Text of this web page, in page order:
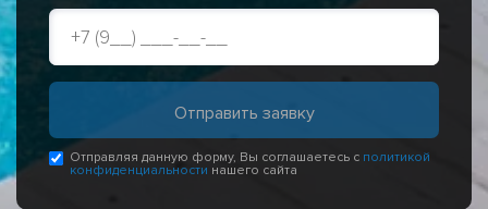
Отправляя данную форму, Вы соглашаетесь с политикой
конфиденциальности нашего сайта